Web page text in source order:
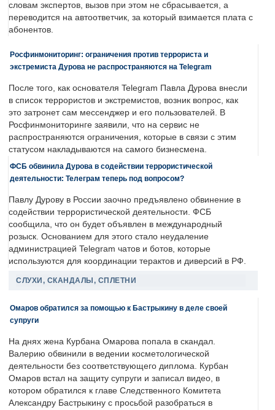
словам экспертов, вызов при этом не сбрасывается, а
переводится на автоответчик, за который взимается плата с
абонентов.
Росфинмониторинг: ограничения против террориста и
экстремиста Дурова не распространяются на Telegram
После того, как основателя Telegram Павла Дурова внесли
в список террористов и экстремистов, возник вопрос, как
это затронет сам мессенджер и его пользователей. В
Росфинмониторинге заявили, что на сервис не
распространяются ограничения, которые в связи с этим
статусом накладываются на самого бизнесмена.
ФСБ обвинила Дурова в содействии террористической
деятельности: Телеграм теперь под вопросом?
Павлу Дурову в России заочно предъявлено обвинение в
содействии террористической деятельности. ФСБ
сообщила, что он будет объявлен в международный
розыск. Основанием для этого стало неудаление
администрацией Telegram чатов и ботов, которые
используются для координации терактов и диверсий в РФ.
СЛУХИ, СКАНДАЛЫ, СПЛЕТНИ
Омаров обратился за помощью к Бастрыкину в деле своей
супруги
На днях жена Курбана Омарова попала в скандал.
Валерию обвинили в ведении косметологической
деятельности без соответствующего диплома. Курбан
Омаров встал на защиту супруги и записал видео, в
котором обратился к главе Следственного Комитета
Александру Бастрыкину с просьбой разобраться в